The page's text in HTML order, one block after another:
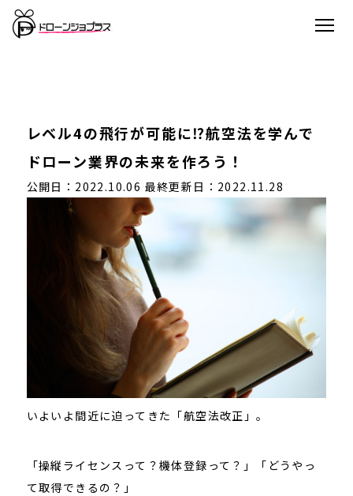
レベル4の飛行が可能に⁉航空法を学んで
ドローン業界の未来を作ろう！
公開日：2022.10.06 最終更新日：2022.11.28
いよいよ間近に迫ってきた「航空法改正」。
「操縦ライセンスって？機体登録って？」「どうやっ
て取得できるの？」